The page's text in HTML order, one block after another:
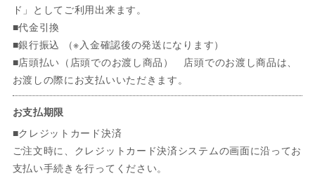
ド」としてご利用出来ます。
■代金引換
■銀行振込 （※入金確認後の発送になります）
■店頭払い（店頭でのお渡し商品） 店頭でのお渡し商品は、
お渡しの際にお支払いいただきます。
お支払期限
■クレジットカード決済
ご注文時に、クレジットカード決済システムの画面に沿ってお
支払い手続きを行ってください。